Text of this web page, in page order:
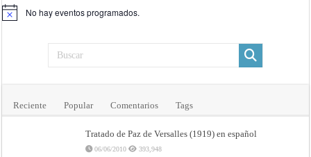
Aviso No hay eventos programados.
Reciente Popular Comentarios Tags
Tratado de Paz de Versalles (1919) en español
06/06/2010 393,948